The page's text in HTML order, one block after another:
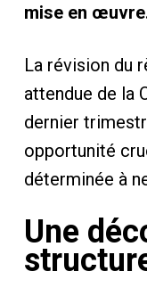
mise en
La révision du
attendue de la
dernier
opportunité
déterminée à
Une